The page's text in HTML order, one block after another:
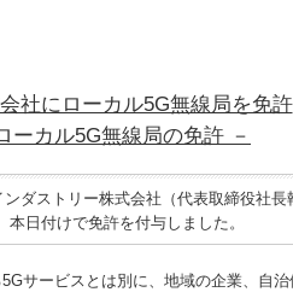
社にローカル5G無線局を免許
ーカル5G無線局の免許 －
ダストリー株式会社（代表取締役社
日付けで免許を付与しました。
サービスとは別に、地域の企業、自治